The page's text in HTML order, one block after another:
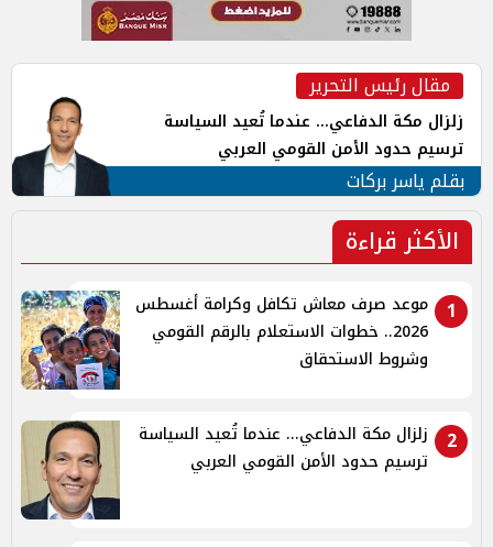
مقال رئيس التحرير
زلزال مكة الدفاعي... عندما تُعيد السياسة
ترسيم حدود الأمن القومي العربي
بقلم ياسر بركات
الأكثر قراءة
1
موعد صرف معاش تكافل وكرامة أغسطس
2026.. خطوات الاستعلام بالرقم القومي
وشروط الاستحقاق
2
زلزال مكة الدفاعي... عندما تُعيد السياسة
ترسيم حدود الأمن القومي العربي